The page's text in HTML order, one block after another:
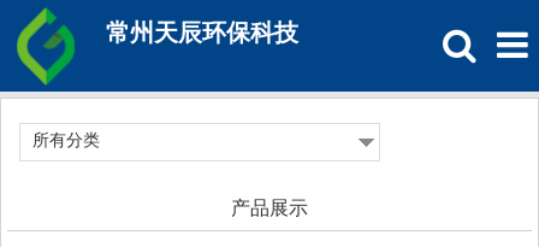
常州天辰环保科技
所有分类
产品展示